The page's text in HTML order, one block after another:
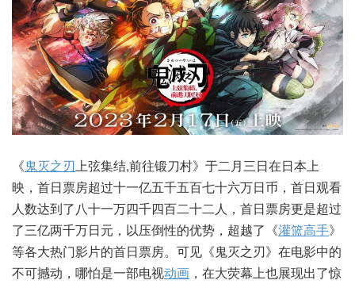
《鬼灭之刃上弦集结,前往锻刀村》于二月三日在日本上
映，首日票房超过十一亿五千五百七十六万日币，首日观看
人数达到了八十一万四千四百二十二人，首日票房更是超过
了三亿两千万日元，以压倒性的优势，超越了《灌篮高手》
等各大热门影片的首日票房。可见《鬼灭之刃》在电影中的
不可撼动，哪怕是一部电视动画 ，在大荧幕上也展现出了惊